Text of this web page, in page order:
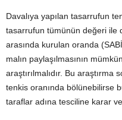
Davalıya yapılan tasarrufun
tasarrufun tümünün değeri ile
arasında kurulan oranda
malın paylaşılmasının
araştırılmalıdır. Bu
tenkis oranında bölünebilirse
taraflar adına tesciline karar